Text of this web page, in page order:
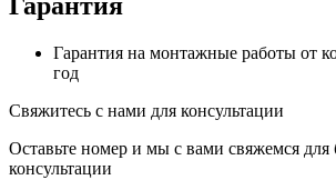
Гарантия
Гарантия на монтажные работы от
год
Свяжитесь с нами для консультации
Оставьте номер и мы с вами свяжемся для
консультации